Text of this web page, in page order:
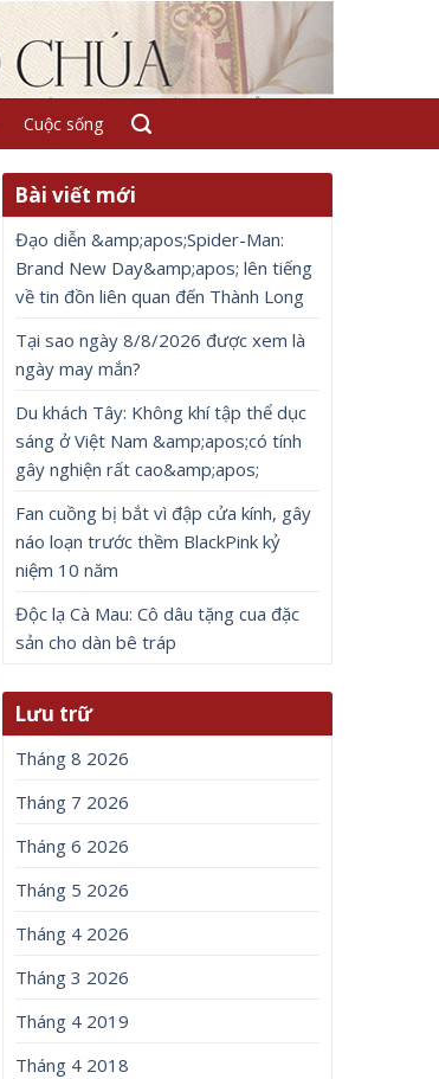
Cuộc sống
Bài viết mới
Đạo diễn &amp;apos;Spider-Man:
Brand New Day&amp;apos; lên tiếng
về tin đồn liên quan đến Thành Long
Tại sao ngày 8/8/2026 được xem là
ngày may mắn?
Du khách Tây: Không khí tập thể dục
sáng ở Việt Nam &amp;apos;có tính
gây nghiện rất cao&amp;apos;
Fan cuồng bị bắt vì đập cửa kính, gây
náo loạn trước thềm BlackPink kỷ
niệm 10 năm
Độc lạ Cà Mau: Cô dâu tặng cua đặc
sản cho dàn bê tráp
Lưu trữ
Tháng 8 2026
Tháng 7 2026
Tháng 6 2026
Tháng 5 2026
Tháng 4 2026
Tháng 3 2026
Tháng 4 2019
Tháng 4 2018